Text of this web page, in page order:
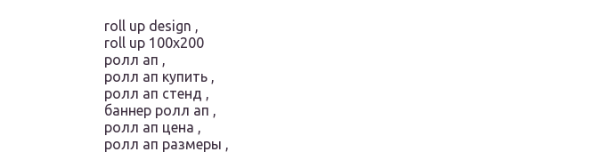
roll up design ,
roll up 100х200
ролл ап ,
ролл ап купить ,
ролл ап стенд ,
баннер ролл ап ,
ролл ап цена ,
ролл ап размеры ,